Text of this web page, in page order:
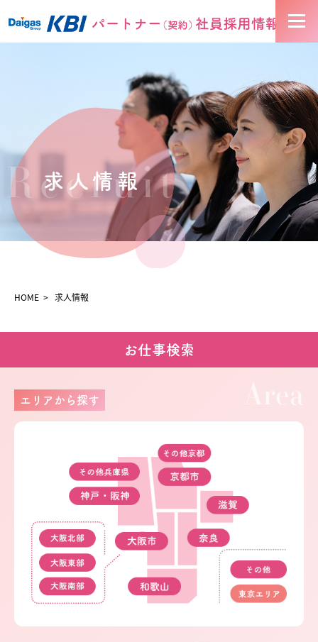
KBIについて
お仕事の流れ
Recruit
求人情報
HOME 求人情報
お仕事検索
エリアから探す